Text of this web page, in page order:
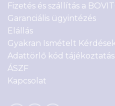
Fizetés és szállítás a
Garanciális ügyintézés
Elállás
Gyakran Ismételt
Adattörlő kód tájékoztatás
ÁSZF
Kapcsolat